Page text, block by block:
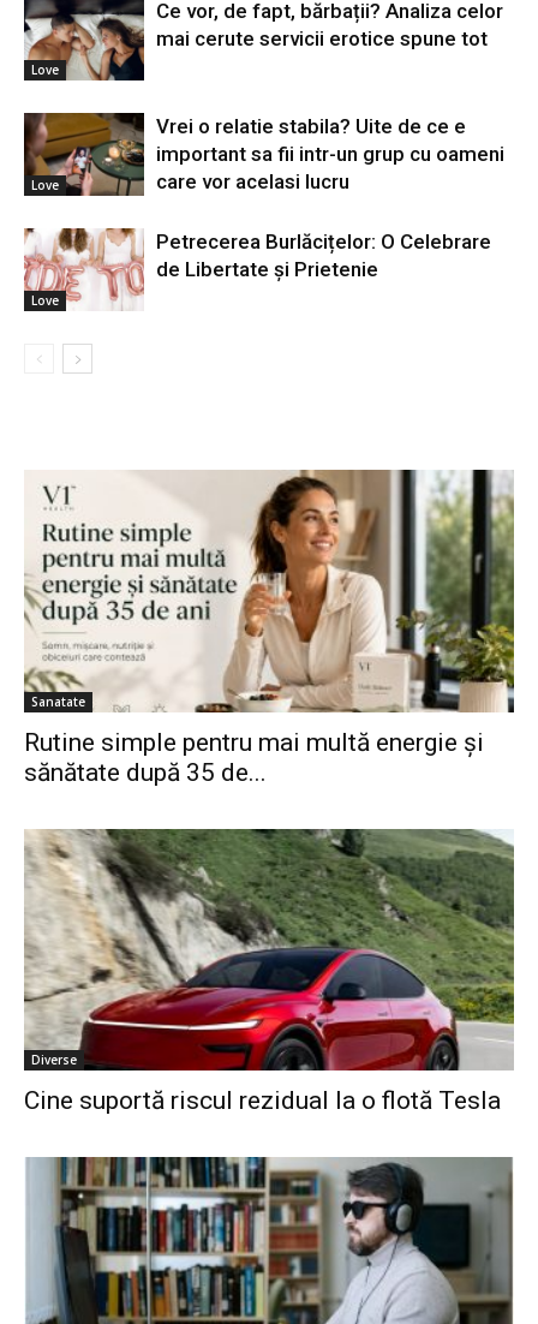
Love
Ce vor, de fapt, bărbații? Analiza celor
mai cerute servicii erotice spune tot
Love
Vrei o relatie stabila? Uite de ce e
important sa fii intr-un grup cu oameni
care vor acelasi lucru
Love
Petrecerea Burlăcițelor: O Celebrare
de Libertate și Prietenie
Sanatate
Rutine simple pentru mai multă energie și
sănătate după 35 de...
Diverse
Cine suportă riscul rezidual la o flotă Tesla